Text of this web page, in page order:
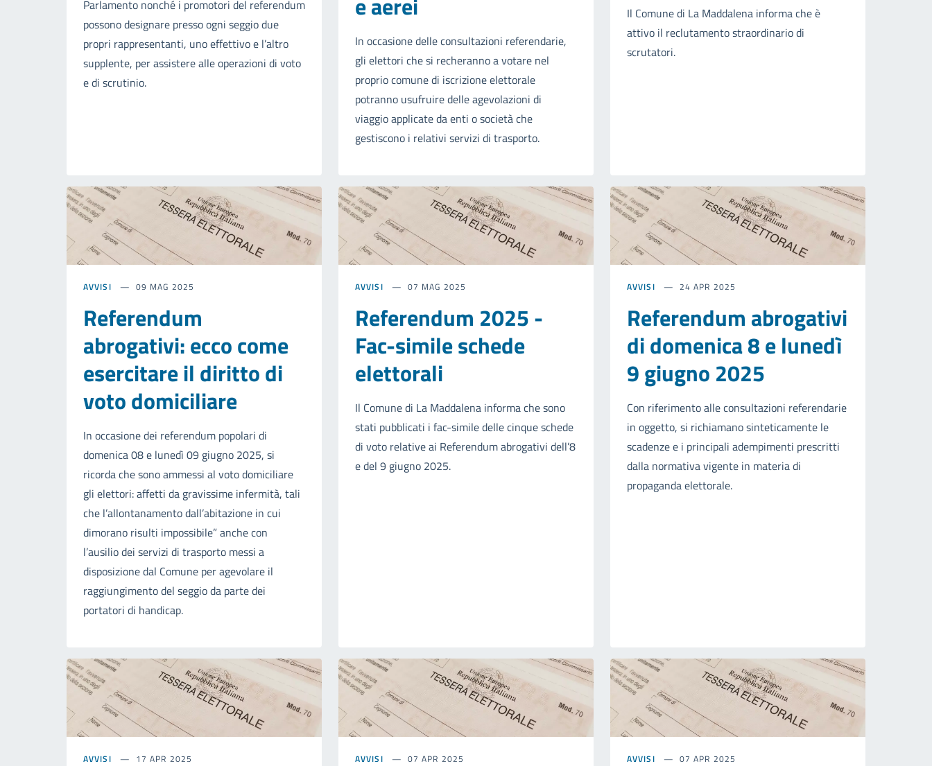
Parlamento nonché i promotori del referendum
possono designare presso ogni seggio due
propri rappresentanti, uno effettivo e l’altro
supplente, per assistere alle operazioni di voto
e di scrutinio.
In occasione delle consultazioni referendarie,
gli elettori che si recheranno a votare nel
proprio comune di iscrizione elettorale
potranno usufruire delle agevolazioni di
viaggio applicate da enti o società che
gestiscono i relativi servizi di trasporto.
Il Comune di La Maddalena informa che è
attivo il reclutamento straordinario di
scrutatori.
AVVISI 09 MAG 2025
Referendum
abrogativi: ecco come
esercitare il diritto di
voto domiciliare
In occasione dei referendum popolari di
domenica 08 e lunedì 09 giugno 2025, si
ricorda che sono ammessi al voto domiciliare
gli elettori: affetti da gravissime infermità, tali
che l’allontanamento dall’abitazione in cui
dimorano risulti impossibile” anche con
l’ausilio dei servizi di trasporto messi a
disposizione dal Comune per agevolare il
raggiungimento del seggio da parte dei
portatori di handicap.
AVVISI 07 MAG 2025
Referendum 2025 -
Fac-simile schede
elettorali
Il Comune di La Maddalena informa che sono
stati pubblicati i fac-simile delle cinque schede
di voto relative ai Referendum abrogativi dell’8
e del 9 giugno 2025.
AVVISI 24 APR 2025
Referendum abrogativi
di domenica 8 e lunedì
9 giugno 2025
Con riferimento alle consultazioni referendarie
in oggetto, si richiamano sinteticamente le
scadenze e i principali adempimenti prescritti
dalla normativa vigente in materia di
propaganda elettorale.
AVVISI 17 APR 2025 AVVISI 07 APR 2025 AVVISI 07 APR 2025